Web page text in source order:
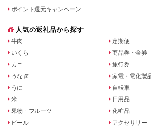
ポイント還元キャンペーン
人気の返礼品から探す
牛肉
いくら
カニ
うなぎ
うに
米
果物・フルーツ
ビール
定期便
商品券・金券
旅行券
家電・電化製
自転車
日用品
化粧品
アクセサリー